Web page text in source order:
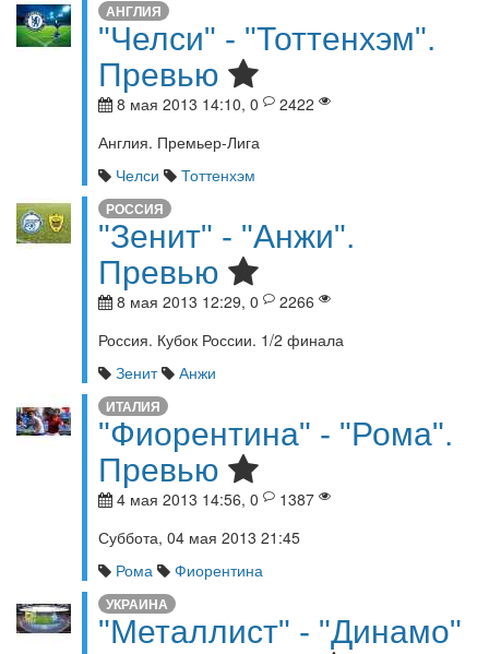
АНГЛИЯ
"Челси" - "Тоттенхэм".
Превью
8 мая 2013 14:10, 0
2422
Англия. Премьер-Лига
Челси
Тоттенхэм
РОССИЯ
"Зенит" - "Анжи".
Превью
8 мая 2013 12:29, 0
2266
Россия. Кубок России. 1/2 финала
Зенит
Анжи
ИТАЛИЯ
"Фиорентина" - "Рома".
Превью
4 мая 2013 14:56, 0
1387
Суббота, 04 мая 2013 21:45
Рома
Фиорентина
УКРАИНА
"Металлист" - "Динамо"